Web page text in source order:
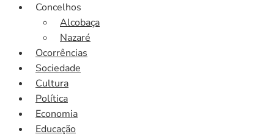
Concelhos
Alcobaça
Nazaré
Ocorrências
Sociedade
Cultura
Política
Economia
Educação